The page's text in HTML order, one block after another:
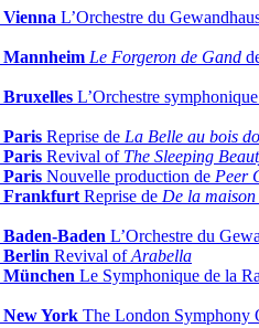
Vienna L’Orchestre du
Mannheim Le Forgeron de Gand
Bruxelles L’Orchestre
Paris Reprise de La Belle au bois
Paris Revival of The Sleeping
Paris Nouvelle production de Peer
Frankfurt Reprise de De la maison
Baden-Baden L’Orchestre du
Berlin Revival ofArabella
München Le Symphonique de la
New York The London Symphony